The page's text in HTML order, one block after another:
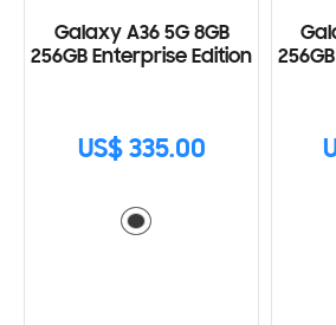
Galaxy A36 5G 8GB
256GB Enterprise Edition
US$ 335.00